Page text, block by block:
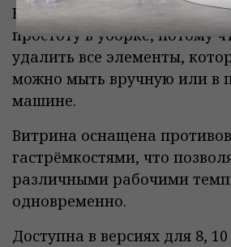
Все это улучшает гигиену и
простоту в уборке, потому
удалить все элементы,
можно мыть вручную или в
машине.
Витрина оснащена
гастрёмкостями, что
различными рабочими
одновременно.
Доступна в версиях для 8, 10